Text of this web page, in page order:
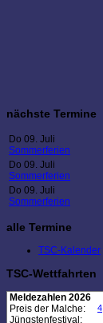
nächste Termine
Do 09. Juli
Sommerferien
Do 09. Juli
Sommerferien
Do 09. Juli
Sommerferien
alle Termine
TSC-Kalender
TSC-Wettfahrten
Meldezahlen 2026
Preis der Malche:
4
Jüngstenfestival: